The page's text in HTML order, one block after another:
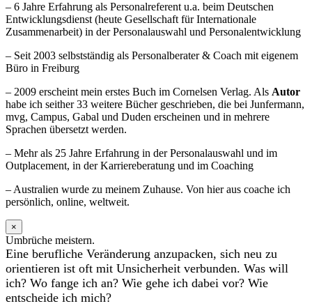
– 6 Jahre Erfahrung als Personalreferent u.a. beim Deutschen
Entwicklungsdienst (heute Gesellschaft für Internationale
Zusammenarbeit) in der Personalauswahl und Personalentwicklung
– Seit 2003 selbstständig als Personalberater & Coach mit eigenem
Büro in Freiburg
– 2009 erscheint mein erstes Buch im Cornelsen Verlag. Als Autor
habe ich seither 33 weitere Bücher geschrieben, die bei Junfermann,
mvg, Campus, Gabal und Duden erscheinen und in mehrere
Sprachen übersetzt werden.
– Mehr als 25 Jahre Erfahrung in der Personalauswahl und im
Outplacement, in der Karriereberatung und im Coaching
– Australien wurde zu meinem Zuhause. Von hier aus coache ich
persönlich, online, weltweit.
×
Umbrüche meistern.
Eine berufliche Veränderung anzupacken, sich neu zu
orientieren ist oft mit Unsicherheit verbunden. Was will
ich? Wo fange ich an? Wie gehe ich dabei vor? Wie
entscheide ich mich?